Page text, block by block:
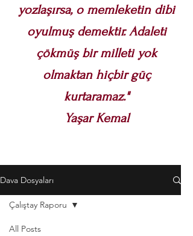
yozlaşırsa, o memleketin dibi
oyulmuş demektir. Adaleti
çökmüş bir milleti yok
olmaktan hiçbir güç
kurtaramaz."
Yaşar Kemal
Dava Dosyaları
All Posts
Çalıştay Raporu